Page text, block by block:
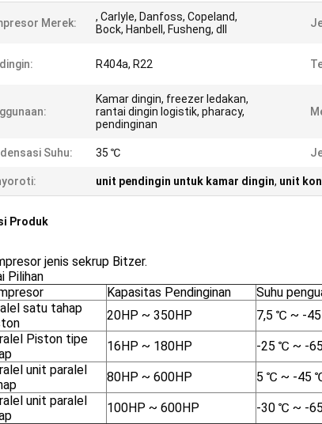
Merek:
, Carlyle, Danfoss, Copeland,
Bock, Hanbell, Fusheng, dll
R404a, R22
Kamar dingin, freezer ledakan,
rantai dingin logistik, pharacy,
pendinginan
Suhu: 35 ℃
unit pendingin untuk kamar dingin, unit
Produk
jenis sekrup Bitzer.
Pilihan
Kapasitas Pendinginan
Suhu
satu tahap
20HP ~ 350HP
7,5 ℃ ~ -
Piston tipe
16HP ~ 180HP
-25 ℃ ~ -
unit paralel
80HP ~ 600HP
5 ℃ ~ -45
unit paralel
100HP ~ 600HP -30 ℃ ~ -